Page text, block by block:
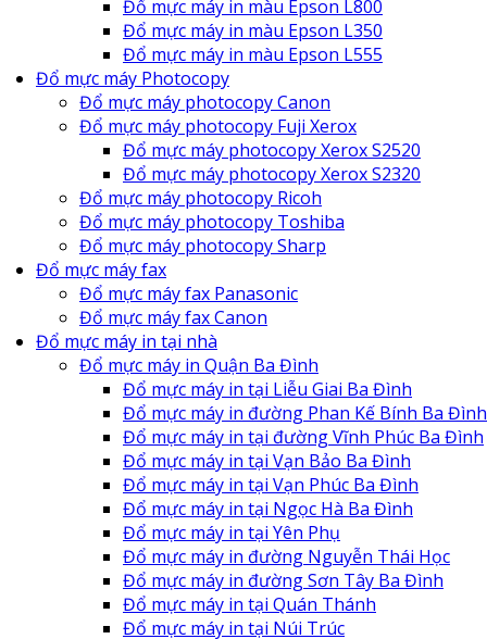
Đổ mực máy in màu Epson L800
Đổ mực máy in màu Epson L350
Đổ mực máy in màu Epson L555
Đổ mực máy Photocopy
Đổ mực máy photocopy Canon
Đổ mực máy photocopy Fuji Xerox
Đổ mực máy photocopy Xerox S2520
Đổ mực máy photocopy Xerox S2320
Đổ mực máy photocopy Ricoh
Đổ mực máy photocopy Toshiba
Đổ mực máy photocopy Sharp
Đổ mực máy fax
Đổ mực máy fax Panasonic
Đổ mực máy fax Canon
Đổ mực máy in tại nhà
Đổ mực máy in Quận Ba Đình
Đổ mực máy in tại Liễu Giai Ba Đình
Đổ mực máy in đường Phan Kế Bính Ba Đình
Đổ mực máy in tại đường Vĩnh Phúc Ba Đình
Đổ mực máy in tại Vạn Bảo Ba Đình
Đổ mực máy in tại Vạn Phúc Ba Đình
Đổ mực máy in tại Ngọc Hà Ba Đình
Đổ mực máy in tại Yên Phụ
Đổ mực máy in đường Nguyễn Thái Học
Đổ mực máy in đường Sơn Tây Ba Đình
Đổ mực máy in tại Quán Thánh
Đổ mực máy in tại Núi Trúc